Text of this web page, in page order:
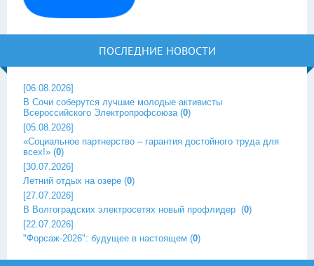
ПОСЛЕДНИЕ НОВОСТИ
[06.08.2026]
В Сочи соберутся лучшие молодые активисты
Всероссийского Электропрофсоюза (0)
[05.08.2026]
«Социальное партнерство – гарантия достойного труда для
всех!» (0)
[30.07.2026]
Летний отдых на озере (0)
[27.07.2026]
В Волгоградских электросетях новый профлидер ‎ (0)
[22.07.2026]
"Форсаж-2026": будущее в настоящем (0)